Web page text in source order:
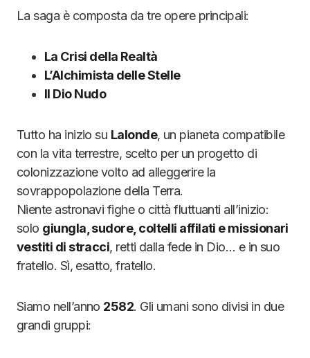
La saga è composta da tre opere principali:
La Crisi della Realtà
L’Alchimista delle Stelle
Il Dio Nudo
Tutto ha inizio su Lalonde, un pianeta compatibile
con la vita terrestre, scelto per un progetto di
colonizzazione volto ad alleggerire la
sovrappopolazione della Terra.
Niente astronavi fighe o città fluttuanti all’inizio:
solo giungla, sudore, coltelli affilati e missionari
vestiti di stracci, retti dalla fede in Dio… e in suo
fratello. Sì, esatto, fratello.
Siamo nell’anno 2582. Gli umani sono divisi in due
grandi gruppi: